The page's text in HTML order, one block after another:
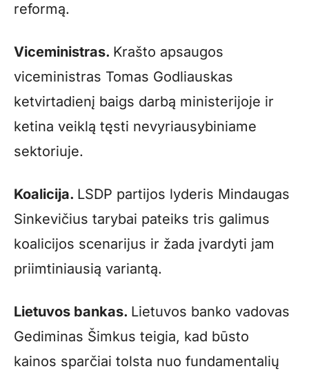
reformą.
Viceministras. Krašto apsaugos
viceministras Tomas Godliauskas
ketvirtadienį baigs darbą ministerijoje ir
ketina veiklą tęsti nevyriausybiniame
sektoriuje.
Koalicija. LSDP partijos lyderis Mindaugas
Sinkevičius tarybai pateiks tris galimus
koalicijos scenarijus ir žada įvardyti jam
priimtiniausią variantą.
Lietuvos bankas. Lietuvos banko vadovas
Gediminas Šimkus teigia, kad būsto
kainos sparčiai tolsta nuo fundamentalių